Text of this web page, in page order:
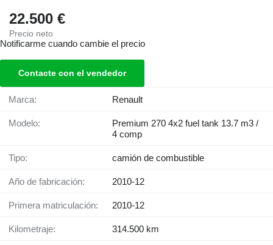
22.500 €
Precio neto
Notificarme cuando cambie el precio
Contacte con el vendedor
Marca: Renault
Modelo:
Premium 270 4x2 fuel tank 13.7 m3 /
4 comp
Tipo: camión de combustible
Año de fabricación: 2010-12
Primera matriculación: 2010-12
Kilometraje: 314.500 km